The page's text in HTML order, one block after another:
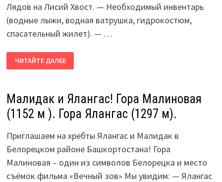
Лядов на Лисий Хвост. — Необходимый инвентарь
(водные лыжи, водная ватрушка, гидрокостюм,
спасательный жилет). — …
ПАТИ!
ВОДНЫЕ
ЧИТАЙТЕ ДАЛЕЕ
Малидак и Ялангас! Гора Малиновая
(1152 м ). Гора Ялангас (1297 м).
Приглашаем на хребты Ялангас и Малидак в
Белорецком районе Башкортостана! Гора
Малиновая – один из символов Белорецка и место
съёмок фильма «Вечный зов» Мы увидим: — Ялангас